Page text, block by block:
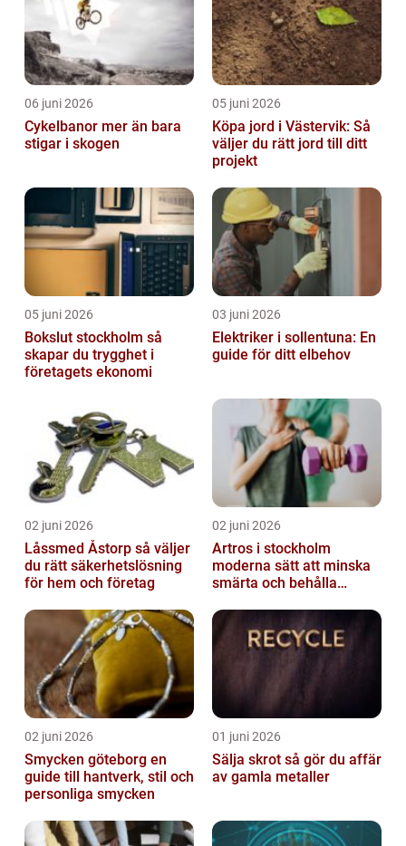
06 juni 2026
Cykelbanor mer än bara
stigar i skogen
05 juni 2026
Köpa jord i Västervik: Så
väljer du rätt jord till ditt
projekt
05 juni 2026
Bokslut stockholm så
skapar du trygghet i
företagets ekonomi
03 juni 2026
Elektriker i sollentuna: En
guide för ditt elbehov
02 juni 2026
Låssmed Åstorp så väljer
du rätt säkerhetslösning
för hem och företag
02 juni 2026
Artros i stockholm
moderna sätt att minska
smärta och behålla
02 juni 2026
Smycken göteborg en
guide till hantverk, stil och
personliga smycken
01 juni 2026
Sälja skrot så gör du affär
av gamla metaller